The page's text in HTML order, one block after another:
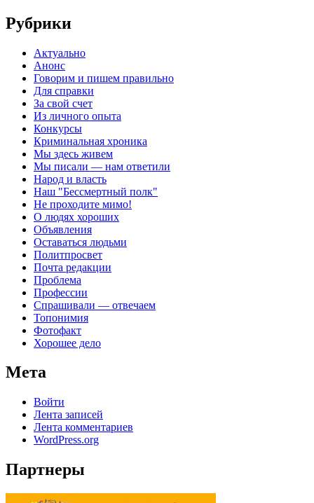
Рубрики
Актуально
Анонс
Говорим и пишем правильно
Для справки
За свой счет
Из личного опыта
Конкурсы
Криминальная хроника
Мы здесь живем
Мы писали — нам ответили
Народ и власть
Наш "Бессмертный полк"
Не проходите мимо!
О людях хороших
Объявления
Оставаться людьми
Политпросвет
Почта редакции
Проблема
Профессии
Спрашивали — отвечаем
Топонимия
Фотофакт
Хорошее дело
Мета
Войти
Лента записей
Лента комментариев
WordPress.org
Партнеры